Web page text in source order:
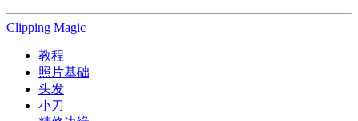
Clipping Magic
教程
照片基础
头发
小刀